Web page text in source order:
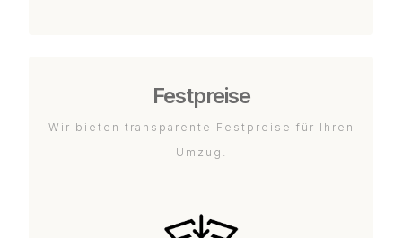
Festpreise
Wir bieten transparente Festpreise für Ihren
Umzug.